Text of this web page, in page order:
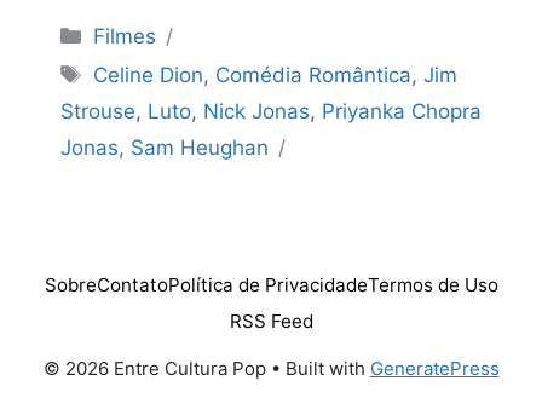
Categorias
Filmes
Tags
Celine Dion, Comédia Romântica,Jim
Strouse, Luto, Nick Jonas, Priyanka Chopra
Jonas, Sam Heughan
SobreContatoPolítica de PrivacidadeTermos de Uso
RSS Feed
© 2026 Entre Cultura Pop• Built with GeneratePress